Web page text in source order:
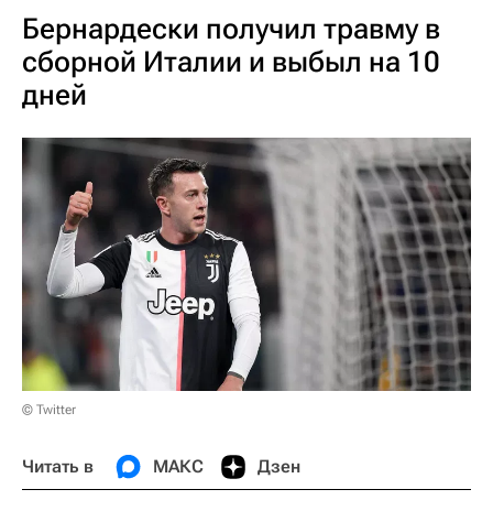
Бернардески получил травму в
сборной Италии и выбыл на 10
дней
© Twitter
Читать в МАКС Дзен